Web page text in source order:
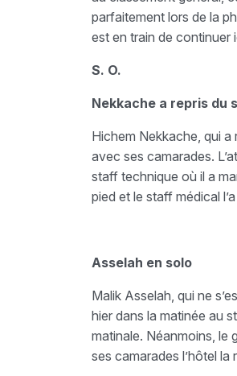
parfaitement lors de la
est en train de continuer
S. O.
Nekkache a repris du
Hichem Nekkache, qui a
avec ses camarades.
staff technique où il a
pied et le staff médical
Asselah en solo
Malik Asselah, qui ne
hier dans la matinée au
matinale. Néanmoins, le
ses camarades l’hôtel